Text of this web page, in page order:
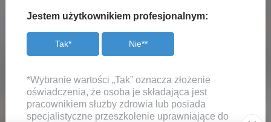
dla zdrowia. Dlatego ubierając rękawice nie
pozwalamy, by substancje te przez nasze dłonie
Rękawiczki jednorazowe są nieodłącznym
elementem pracy. Zapewniają lepsze czucie niż
grube rękawice warsztatowe, świetnie sprawdzając
Jestem użytkownikiem profesjonalnym:
Tak* Nie**
*Wybranie wartości „Tak” oznacza złożenie
oświadczenia, że osoba je składająca jest
pracownikiem służby zdrowia lub posiada
specjalistyczne przeszkolenie uprawniające do